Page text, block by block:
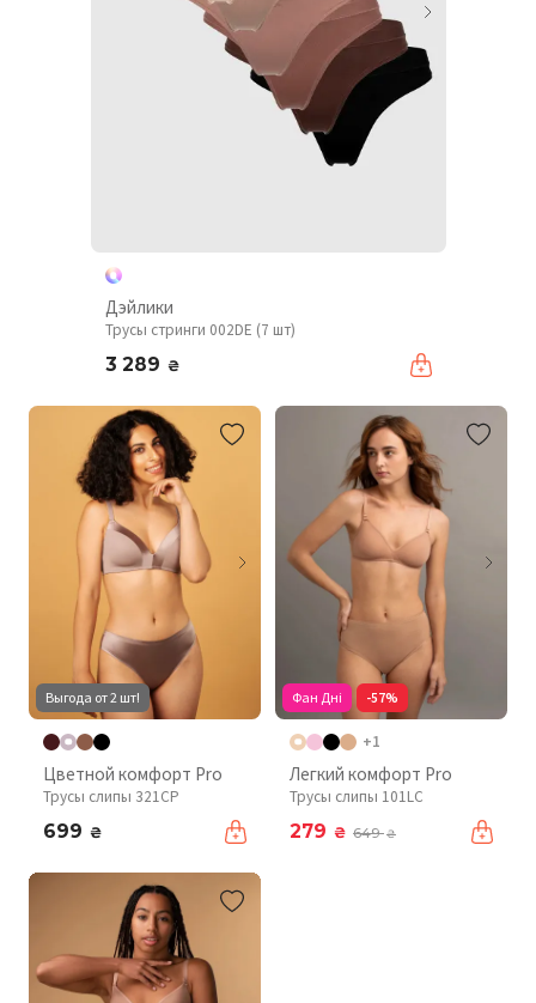
Дэйлики
Трусы стринги 002DE (7 шт)
3 289 ₴
Выгода от 2 шт!
Цветной комфорт Pro
Трусы слипы 321CP
699 ₴
Фан Дні -57%
+1
Легкий комфорт Pro
Трусы слипы 101LC
279 ₴ 649₴